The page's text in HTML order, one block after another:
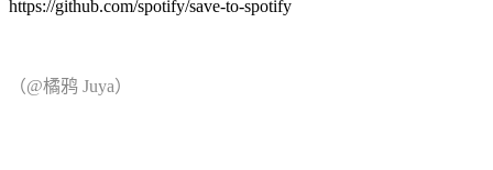
https://github.com/spotify/save-to-spotify
（@橘鸦 Juya）